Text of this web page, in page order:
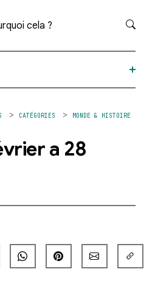
cela ?
CATÉGORIES MONDE & HISTOIRE
a 28